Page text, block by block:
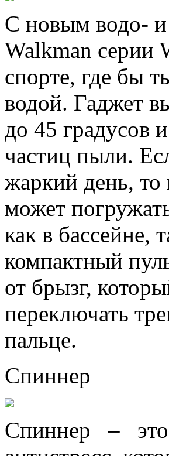
С новым водо-
Walkman серии
спорте, где бы
водой. Гаджет
до 45 градусов
частиц пыли.
жаркий день,
может
как в бассейне,
компактный
от брызг,
переключать
пальце.
Спиннер
Спиннер – это